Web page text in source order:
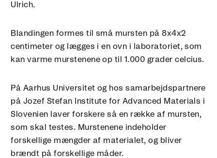
Ulrich.
Blandingen formes til små mursten på 8x4x2
centimeter og lægges i en ovn i laboratoriet, som
kan varme murstenene op til 1.000 grader celcius.
På Aarhus Universitet og hos samarbejdspartnere
på Jozef Stefan Institute for Advanced Materials i
Slovenien laver forskere så en række af mursten,
som skal testes. Murstenene indeholder
forskellige mængder af materialet, og bliver
brændt på forskellige måder.